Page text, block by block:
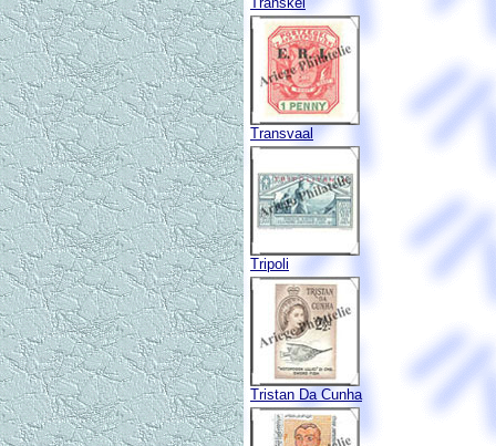
Transvaal
Tripoli
Tristan Da Cunha